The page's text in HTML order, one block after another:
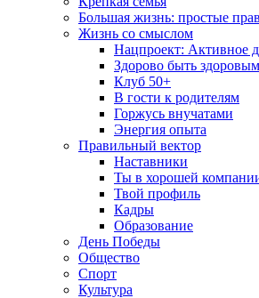
Большая жизнь: простые
Жизнь со смыслом
Нацпроект: Активное
Здорово быть здоровым
Клуб 50+
В гости к родителям
Горжусь внучатами
Энергия опыта
Правильный вектор
Наставники
Ты в хорошей
Твой профиль
Кадры
Образование
День Победы
Общество
Спорт
Культура